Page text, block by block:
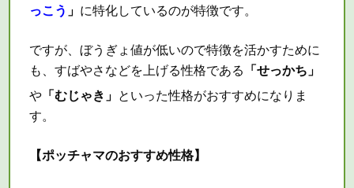
っこう 」 に特化しているのが特徴です。
ですが、ぼうぎょ値が低いので特徴を活かすために
も、すばやさなどを上げる性格である 「せっかち」
や 「むじゃき」 といった性格がおすすめになりま
す。
【ポッチャマのおすすめ性格】